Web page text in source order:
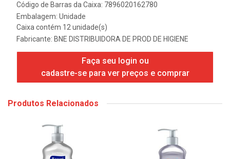
Código de Barras da Caixa: 7896020162780
Embalagem: Unidade
Caixa contém 12 unidade(s)
Fabricante: BNE DISTRIBUIDORA DE PROD DE HIGIENE
Faça seu login ou
cadastre-se para ver preços e comprar
Produtos Relacionados